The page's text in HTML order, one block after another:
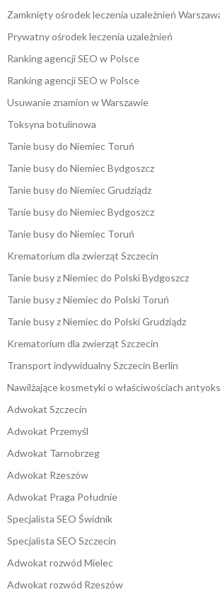
Zamknięty ośrodek leczenia uzależnień
Prywatny ośrodek leczenia uzależnień
Ranking agencji SEO w Polsce
Ranking agencji SEO w Polsce
Usuwanie znamion w Warszawie
Toksyna botulinowa
Tanie busy do Niemiec Toruń
Tanie busy do Niemiec Bydgoszcz
Tanie busy do Niemiec Grudziądz
Tanie busy do Niemiec Bydgoszcz
Tanie busy do Niemiec Toruń
Krematorium dla zwierząt Szczecin
Tanie busy z Niemiec do Polski Bydgoszcz
Tanie busy z Niemiec do Polski Toruń
Tanie busy z Niemiec do Polski Grudziądz
Krematorium dla zwierząt Szczecin
Transport indywidualny Szczecin Berlin
Nawilżające kosmetyki o właściwościach
Adwokat Szczecin
Adwokat Przemyśl
Adwokat Tarnobrzeg
Adwokat Rzeszów
Adwokat Praga Południe
Specjalista SEO Świdnik
Specjalista SEO Szczecin
Adwokat rozwód Mielec
Adwokat rozwód Rzeszów